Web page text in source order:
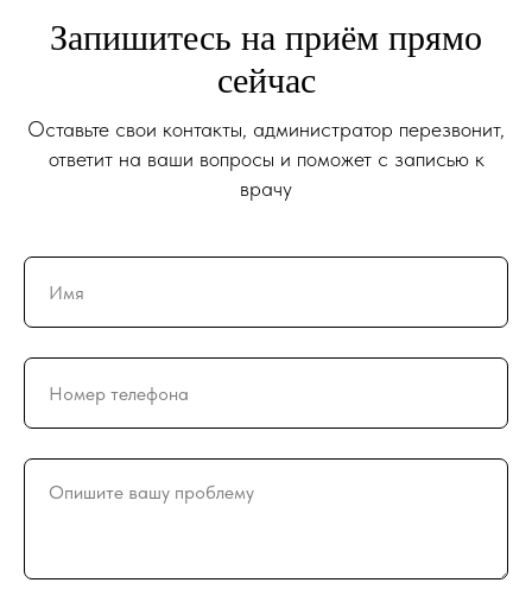
Запишитесь на приём прямо
сейчас
Оставьте свои контакты, администратор перезвонит,
ответит на ваши вопросы и поможет с записью к
врачу